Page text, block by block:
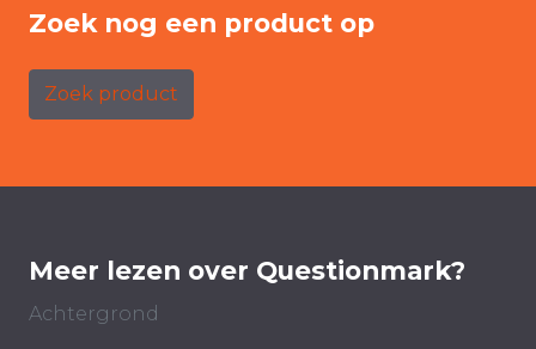
Zoek nog een product op
Zoek product
Meer lezen over Questionmark?
Achtergrond